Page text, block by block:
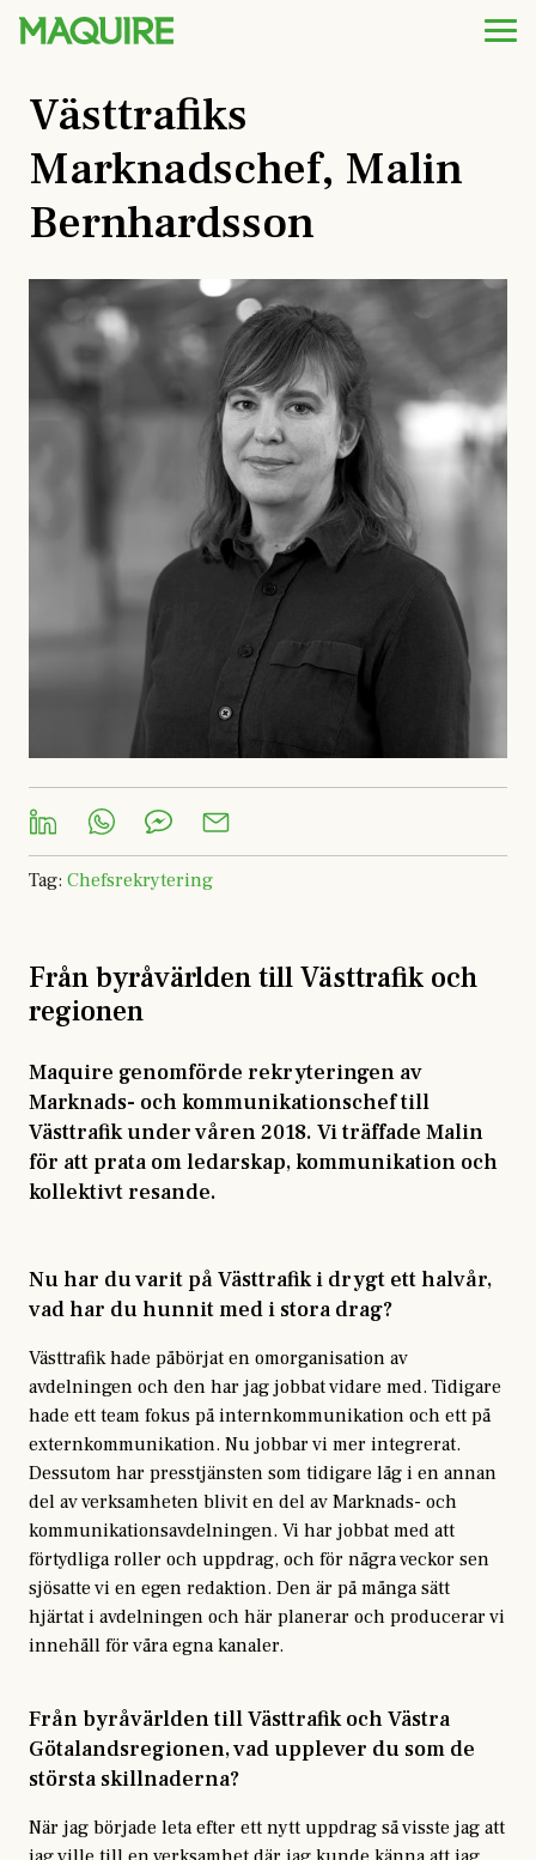
Västtrafiks
Marknadschef, Malin
Bernhardsson
Tag: Chefsrekrytering
Från byråvärlden till Västtrafik och
regionen
Maquire genomförde rekryteringen av
Marknads- och kommunikationschef till
Västtrafik under våren 2018. Vi träffade Malin
för att prata om ledarskap, kommunikation och
kollektivt resande.
Nu har du varit på Västtrafik i drygt ett halvår,
vad har du hunnit med i stora drag?
Västtrafik hade påbörjat en omorganisation av
avdelningen och den har jag jobbat vidare med. Tidigare
hade ett team fokus på internkommunikation och ett på
externkommunikation. Nu jobbar vi mer integrerat.
Dessutom har presstjänsten som tidigare låg i en annan
del av verksamheten blivit en del av Marknads- och
kommunikationsavdelningen. Vi har jobbat med att
förtydliga roller och uppdrag, och för några veckor sen
sjösatte vi en egen redaktion. Den är på många sätt
hjärtat i avdelningen och här planerar och producerar vi
innehåll för våra egna kanaler.
Från byråvärlden till Västtrafik och Västra
Götalandsregionen, vad upplever du som de
största skillnaderna?
När jag började leta efter ett nytt uppdrag så visste jag att